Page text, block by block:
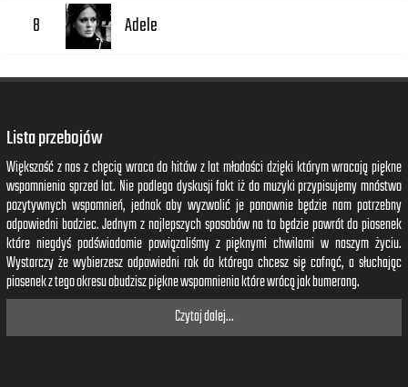
8 Adele
Lista przebojów
Większość z nas z chęcią wraca do hitów z lat młodości dzięki którym wracają piękne
wspomnienia sprzed lat. Nie podlega dyskusji fakt iż do muzyki przypisujemy mnóstwo
pozytywnych wspomnień, jednak aby wyzwolić je ponownie będzie nam potrzebny
odpowiedni bodziec. Jednym z najlepszych sposobów na to będzie powrót do piosenek
które niegdyś podświadomie powiązaliśmy z pięknymi chwilami w naszym życiu.
Wystarczy że wybierzesz odpowiedni rok do którego chcesz się cofnąć, a słuchając
piosenek z tego okresu obudzisz piękne wspomnienia które wrócą jak bumerang.
Czytaj dalej...